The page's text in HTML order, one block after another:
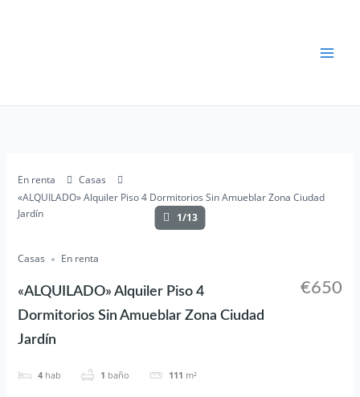
En renta
Casas
«ALQUILADO» Alquiler Piso 4 Dormitorios Sin Amueblar Zona Ciudad
Jardín
1/13
Casas En renta
«ALQUILADO» Alquiler Piso 4
Dormitorios Sin Amueblar Zona Ciudad
Jardín
4 hab 1 baño 111 m²
€650